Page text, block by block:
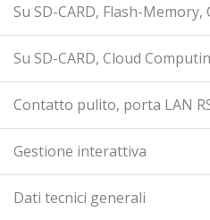
Su SD-CARD, Flash-
Su SD-CARD, Cloud
Contatto pulito, porta LAN
Gestione interattiva
Dati tecnici generali